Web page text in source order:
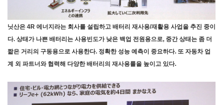
닛산은 4R 에너지라는 회사를 설립하고 배터리 재사용/재활용 사업을 추진 중이
다. 상태가 나쁜 배터리는 사용빈도가 낮은 백업 전원용으로, 중간 상태는 좀 더
짧은 거리의 구동용으로 사용한다. 정확한 성능 예측이 중요하다. 또 자동차 업
계 외 파트너와 협력해 다양한 배터리의 재사용률을 높이고 있다.